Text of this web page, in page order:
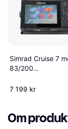
Simrad Cruise 7
83/200
7 199 kr
Om